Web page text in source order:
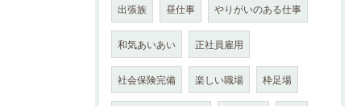
出張族 昼仕事 やりがいのある仕事
和気あいあい 正社員雇用
社会保険完備 楽しい職場 枠足場